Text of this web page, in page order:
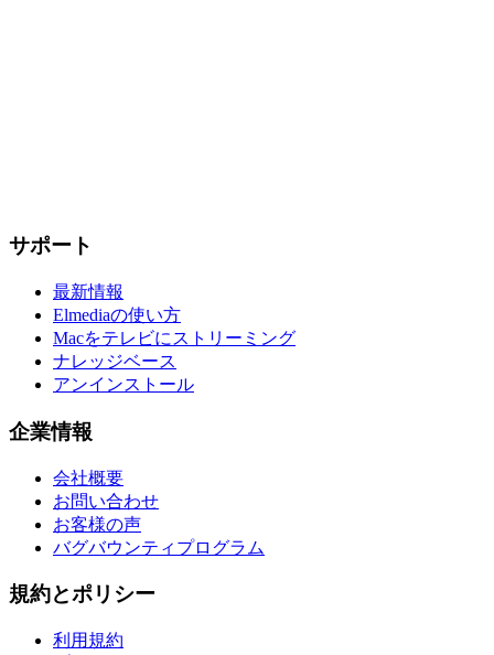
サポート
最新情報
Elmediaの使い方
Macをテレビにストリーミング
ナレッジベース
アンインストール
企業情報
会社概要
お問い合わせ
お客様の声
バグバウンティプログラム
規約とポリシー
利用規約